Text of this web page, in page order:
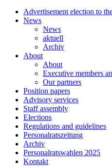
Advertisement election to
News
News
aktuell
Archiv
About
About
Executive members
Our partners
Position papers
Advisory services
Staff assembly
Elections
Regulations and guidelines
Personalratszeitung
Archiv
Personalratswahlen 2025
Kontakt